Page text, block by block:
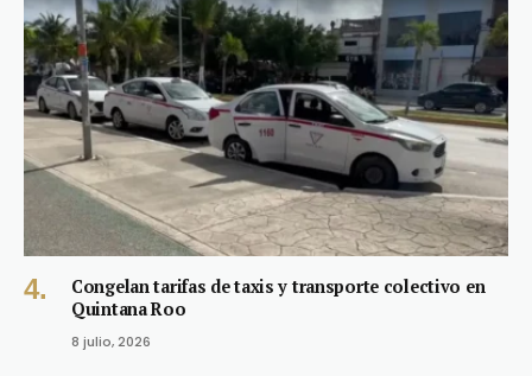
Congelan tarifas de taxis y transporte colectivo en
Quintana Roo
8 julio, 2026